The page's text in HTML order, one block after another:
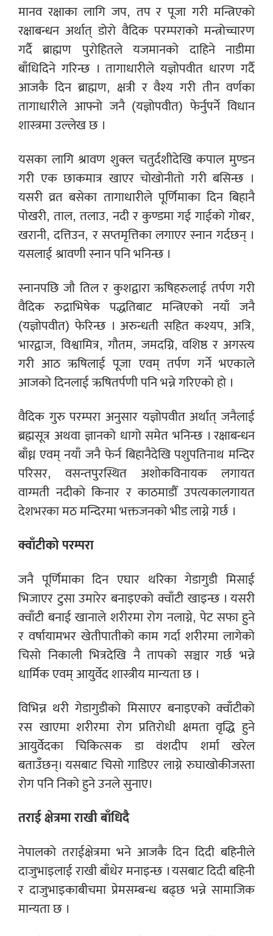
मानव रक्षाका लागि जप, तप र पूजा गरी मन्त्रिएको
रक्षाबन्धन अर्थात् डोरो वैदिक परम्पराको मन्त्रोच्चारण
गर्दै ब्राह्मण पुरोहितले यजमानको दाहिने नाडीमा
बाँधिदिने गरिन्छ । तागाधारीले यज्ञोपवीत धारण गर्दै
आजकै दिन ब्राह्मण, क्षत्री र वैश्य गरी तीन वर्णका
तागाधारीले आफ्नो जनै (यज्ञोपवीत) फेर्नुपर्ने विधान
शास्त्रमा उल्लेख छ ।
यसका लागि श्रावण शुक्ल चतुर्दशीदेखि कपाल मुण्डन
गरी एक छाकमात्र खाएर चोखोनीतो गरी बसिन्छ ।
यसरी व्रत बसेका तागाधारीले पूर्णिमाका दिन बिहानै
पोखरी, ताल, तलाउ, नदी र कुण्डमा गई गाईको गोबर,
खरानी, दत्तिउन, र सप्तमृत्तिका लगाएर स्नान गर्दछन् ।
यसलाई श्रावणी स्नान पनि भनिन्छ ।
स्नानपछि जौ तिल र कुशद्वारा ऋषिहरुलाई तर्पण गरी
वैदिक रुद्राभिषेक पद्धतिबाट मन्त्रिएको नयाँ जनै
(यज्ञोपवीत) फेरिन्छ । अरुन्धती सहित कश्यप, अत्रि,
भारद्वाज, विश्वामित्र, गौतम, जमदग्नि, वशिष्ठ र अगस्त्य
गरी आठ ऋषिलाई पूजा एवम् तर्पण गर्ने भएकाले
आजको दिनलाई ऋषितर्पणी पनि भन्ने गरिएको हो ।
वैदिक गुरु परम्परा अनुसार यज्ञोपवीत अर्थात् जनैलाई
ब्रह्मसूत्र अथवा ज्ञानको धागो समेत भनिन्छ । रक्षाबन्धन
बाँध्न एवम् नयाँ जनै फेर्न बिहानैदेखि पशुपतिनाथ मन्दिर
परिसर, वसन्तपुरस्थित अशोकविनायक लगायत
वाग्मती नदीको किनार र काठमाडौँ उपत्यकालगायत
देशभरका मठ मन्दिरमा भक्तजनको भीड लाग्ने गर्छ ।
क्वाँटीको परम्परा
जनै पूर्णिमाका दिन एघार थरिका गेडागुडी मिसाई
भिजाएर टुसा उमारेर बनाइएको क्वाँटी खाइन्छ । यसरी
क्वाँटी बनाई खानाले शरीरमा रोग नलाग्ने, पेट सफा हुने
र वर्षायामभर खेतीपातीको काम गर्दा शरीरमा लागेको
चिसो निकाली भित्रदेखि नै तापको सञ्चार गर्छ भन्ने
धार्मिक एवम् आयुर्वेद शास्त्रीय मान्यता छ ।
विभिन्न थरी गेडागुडीको मिसाएर बनाइएको क्वाँटीको
रस खाएमा शरीरमा रोग प्रतिरोधी क्षमता वृद्धि हुने
आयुर्वेदका चिकित्सक डा वंशदीप शर्मा खरेल
बताउँछन्। यसबाट चिसो गाडिएर लाग्ने रुघाखोकीजस्ता
रोग पनि निको हुने उनले सुनाए।
तराई क्षेत्रमा राखी बाँधिदै
नेपालको तराईक्षेत्रमा भने आजकै दिन दिदी बहिनीले
दाजुभाइलाई राखी बाँधेर मनाइन्छ । यसबाट दिदी बहिनी
र दाजुभाइकाबीचमा प्रेमसम्बन्ध बढ्छ भन्ने सामाजिक
मान्यता छ ।